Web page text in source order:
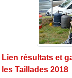
Lien résultats et
les Taillades 2018